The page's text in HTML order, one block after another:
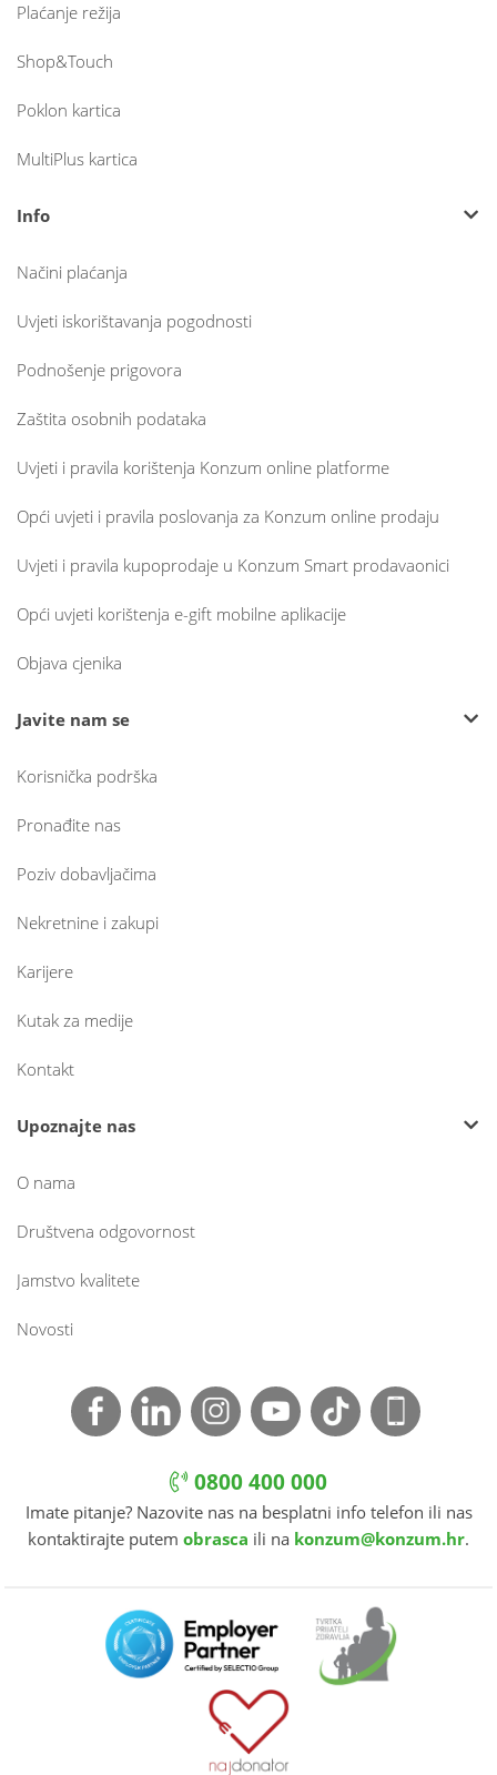
Plaćanje režija
Shop&Touch
Poklon kartica
MultiPlus kartica
Info
Načini plaćanja
Uvjeti iskorištavanja pogodnosti
Podnošenje prigovora
Zaštita osobnih podataka
Uvjeti i pravila korištenja Konzum online platforme
Opći uvjeti i pravila poslovanja za Konzum online prodaju
Uvjeti i pravila kupoprodaje u Konzum Smart prodavaonici
Opći uvjeti korištenja e-gift mobilne aplikacije
Objava cjenika
Javite nam se
Korisnička podrška
Pronađite nas
Poziv dobavljačima
Nekretnine i zakupi
Karijere
Kutak za medije
Kontakt
Upoznajte nas
O nama
Društvena odgovornost
Jamstvo kvalitete
Novosti
0800 400 000
Imate pitanje? Nazovite nas na besplatni info telefon ili nas
kontaktirajte putem obrasca ili na konzum@konzum.hr.